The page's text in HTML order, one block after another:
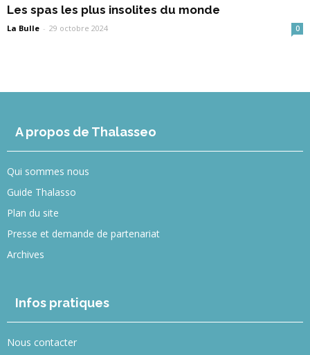
Les spas les plus insolites du monde
La Bulle - 29 octobre 2024 0
A propos de Thalasseo
Qui sommes nous
Guide Thalasso
Plan du site
Presse et demande de partenariat
Archives
Infos pratiques
Nous contacter